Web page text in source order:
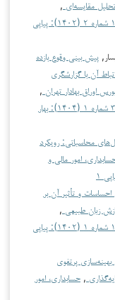
,
حسابداری، امور مالی و هوش محاسباتی: دوره ۱ شماره ۲ (۱۴۰۲): پیاپی
پیش بینی وقوع بازده
آن با گزارشگری
اوراق بهادار تهران ,
حسابداری، امور مالی و هوش محاسباتی: دوره ۳ شماره ۱ (۱۴۰۴): بهار
محاسباتی: رویکرد
امور مالی و
و تأثیر آن بر
زبان طبیعی ,
حسابداری، امور مالی و هوش محاسباتی: دوره ۱ شماره ۱ (۱۴۰۲): پیاپی
بهینه‌سازی پرتفوی
, حسابداری، امور